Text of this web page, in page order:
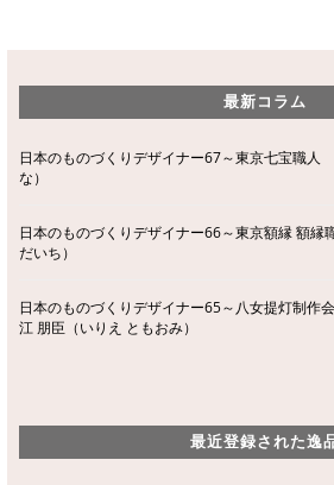
最新コラム
日本のものづくりデザイナー67～東京七宝職
な）
日本のものづくりデザイナー66～東京額縁 額
だいち）
日本のものづくりデザイナー65～八女提灯制作
江 朋臣（いりえ ともおみ）
最近登録された逸